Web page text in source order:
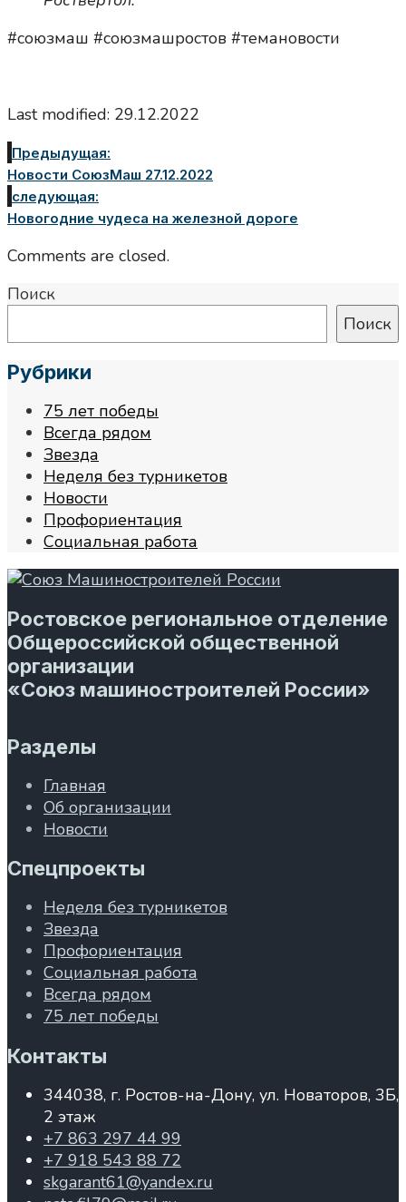
#союзмаш #союзмашростов #темановости
Last modified: 29.12.2022
Предыдущая:
Новости СоюзМаш 27.12.2022
следующая:
Новогодние чудеса на железной дороге
Comments are closed.
Поиск
Поиск
Рубрики
75 лет победы
Всегда рядом
Звезда
Неделя без турникетов
Новости
Профориентация
Социальная работа
Ростовское региональное отделение
Общероссийской общественной
организации
«Союз машиностроителей России»
Разделы
Главная
Об организации
Новости
Спецпроекты
Неделя без турникетов
Звезда
Профориентация
Социальная работа
Всегда рядом
75 лет победы
Контакты
344038, г. Ростов-на-Дону, ул. Новаторов, 3Б,
2 этаж
+7 863 297 44 99
+7 918 543 88 72
skgarant61@yandex.ru